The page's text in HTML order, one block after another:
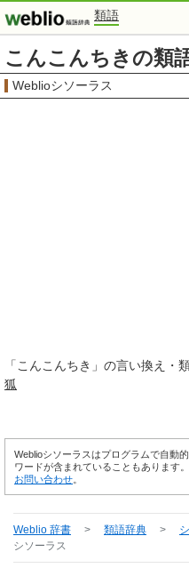
類語
こんこんちきの類
Weblioシソーラス
「 こんこんちき 」の言い換え・
狐
Weblioシソーラスはプログラムで自動
ワードが含まれていることもあります
お問い合わせ
Weblio 辞書 > 類語辞典 >
シソーラス